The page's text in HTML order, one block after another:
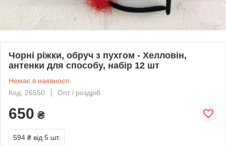
Чорні ріжки, обруч з пухгом - Хелловін,
антенки для способу, набір 12 шт
Немає в наявності
Код: 26550
Опт і роздріб
650 ₴
594 ₴ від 5 шт.